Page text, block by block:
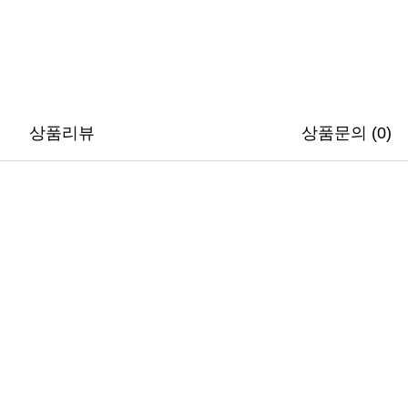
상품리뷰 상품문의 (0)